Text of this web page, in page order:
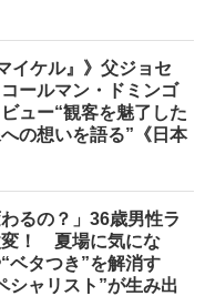
イケル』》父ジョセ
ールマン・ドミンゴ
ュー“観客を魅了した
の想いを語る”《日本
るの？」36歳男性ラ
変！ 夏場に気にな
ベタつき”を解消す
シャリスト”が生み出